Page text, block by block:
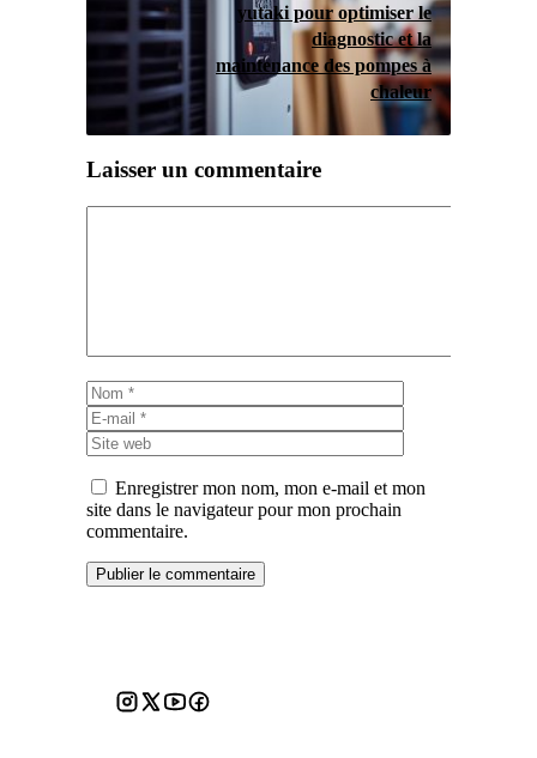
yutaki pour optimiser le
diagnostic et la
maintenance des pompes à
chaleur
Laisser un commentaire
Nom
mail
web
Enregistrer mon nom, mon e-mail et mon
site dans le navigateur pour mon prochain
commentaire.